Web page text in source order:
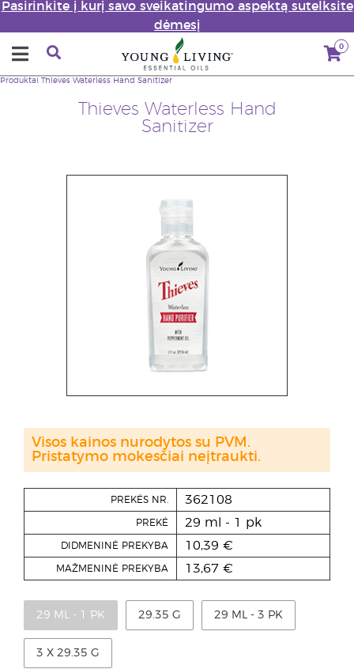
Pasirinkite į kurį savo sveikatingumo aspektą sutelksite
dėmesį
0
Thieves Waterless Hand
Sanitizer
Produktai Thieves Waterless Hand Sanitizer
PREKĖS NR. 362108
PREKĖ 29 ml - 1 pk
DIDMENINĖ PREKYBA 10,39 €
MAŽMENINĖ PREKYBA 13,67 €
29 ML - 1 PK 29.35 G 29 ML - 3 PK
3 X 29.35 G
Visos kainos nurodytos su PVM.
Pristatymo mokesčiai neįtraukti.